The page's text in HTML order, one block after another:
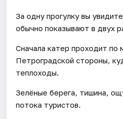
За одну прогулку вы
обычно показывают в двух
Сначала катер проходит по
Петроградской стороны,
теплоходы.
Зелёные берега, тишина,
потока туристов.